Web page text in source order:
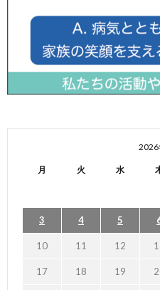
2026
月 火 水
3 4 5
10 11 12
17 18 19